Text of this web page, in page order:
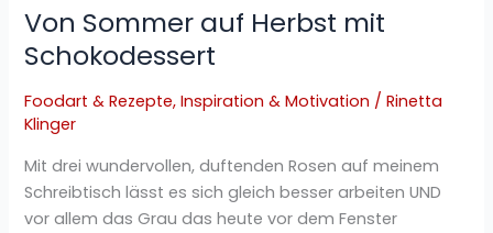
Von Sommer auf Herbst mit
Schokodessert
Foodart & Rezepte,Inspiration & Motivation /Rinetta
Klinger
Mit drei wundervollen, duftenden Rosen auf meinem
Schreibtisch lässt es sich gleich besser arbeiten UND
vor allem das Grau das heute vor dem Fenster